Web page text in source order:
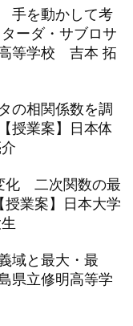
を動かして考
ーダ・サブロサ
等学校 吉本 拓
相関係数を調
授業案】日本体
化 二次関数の最
業案】日本大学
と最大・最
県立修明高等学